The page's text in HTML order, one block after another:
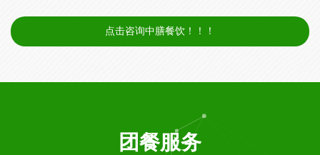
点击咨询中膳餐饮！！！
团餐服务